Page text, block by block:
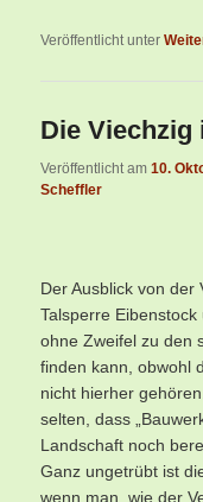
Veröffentlicht unter
Die Viechzig
Veröffentlicht am10.
Scheffler
Der Ausblick von der
Talsperre
ohne Zweifel zu den
finden kann, obwohl
nicht hierher
selten, dass
Landschaft noch
Ganz ungetrübt ist
wenn man, wie der